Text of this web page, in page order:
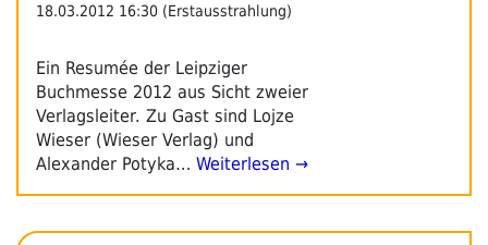
18.03.2012 16:30 (Erstausstrahlung)
Ein Resumée der Leipziger
Buchmesse 2012 aus Sicht zweier
Verlagsleiter. Zu Gast sind Lojze
Wieser (Wieser Verlag) und
Alexander Potyka… Weiterlesen →